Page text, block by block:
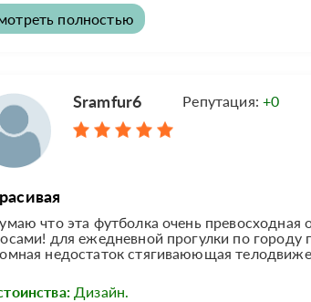
полностью
Sramfur6 Репутация:+0
что эта футболка очень превосходная
для ежедневной прогулки по городу
недостаток стягиваюющая
Дизайн.